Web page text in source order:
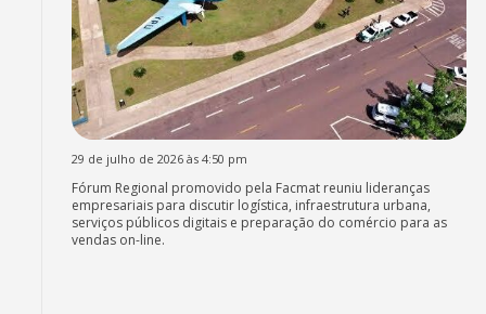
29 de julho de 2026 às 4:50 pm
Fórum Regional promovido pela Facmat reuniu lideranças
empresariais para discutir logística, infraestrutura urbana,
serviços públicos digitais e preparação do comércio para as
vendas on-line.